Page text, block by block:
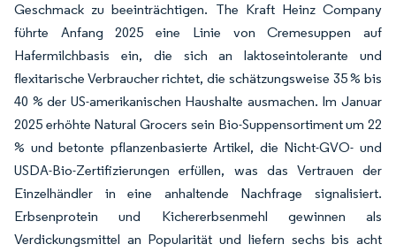
Geschmack zu beeinträchtigen. The Kraft Heinz Company
führte Anfang 2025 eine Linie von Cremesuppen auf
Hafermilchbasis ein, die sich an laktoseintolerante und
flexitarische Verbraucher richtet, die schätzungsweise 35 % bis
40 % der US-amerikanischen Haushalte ausmachen. Im Januar
2025 erhöhte Natural Grocers sein Bio-Suppensortiment um 22
% und betonte pflanzenbasierte Artikel, die Nicht-GVO- und
USDA-Bio-Zertifizierungen erfüllen, was das Vertrauen der
Einzelhändler in eine anhaltende Nachfrage signalisiert.
Erbsenprotein und Kichererbsenmehl gewinnen als
Verdickungsmittel an Popularität und liefern sechs bis acht